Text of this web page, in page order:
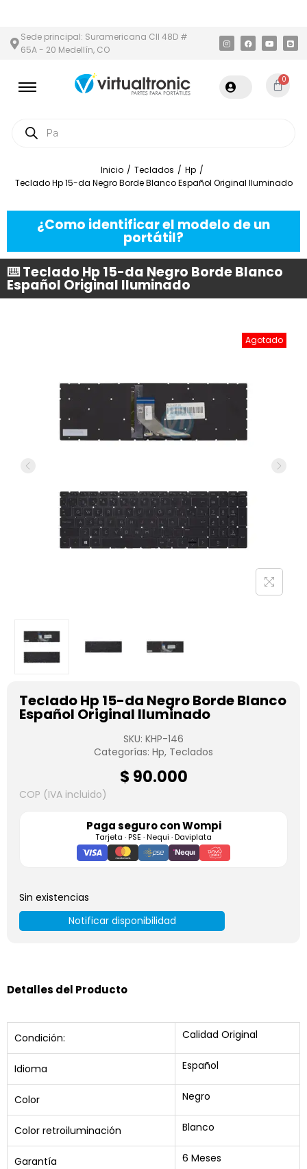
Sede principal: Suramericana Cll 48D #
65A - 20 Medellín, CO
0
Inicio / Teclados / Hp /
Teclado Hp 15-da Negro Borde Blanco Español Original Iluminado
¿Como identificar el modelo de un
portátil?
⌨️ Teclado Hp 15-da Negro Borde Blanco
Español Original Iluminado
Agotado
Teclado Hp 15-da Negro Borde Blanco
Español Original Iluminado
SKU: KHP-146
Categorías: Hp, Teclados
$ 90.000
COP (IVA incluido)
Paga seguro conWompi
Tarjeta · PSE · Nequi · Daviplata
Sin existencias
Notificar disponibilidad
Detalles del Producto
Condición: Calidad Original
Idioma Español
Color Negro
Color retroiluminación Blanco
Garantía 6 Meses